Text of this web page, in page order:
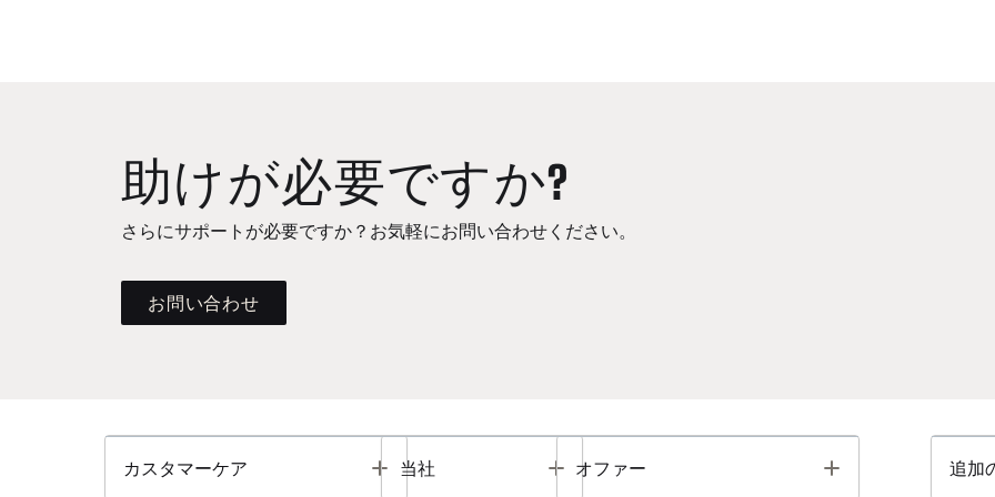
助けが必要ですか?
さらにサポートが必要ですか？お気軽にお問い合わせください。
お問い合わせ
カスタマーケア Toggle
当社 Toggle
オファー Toggle 追加